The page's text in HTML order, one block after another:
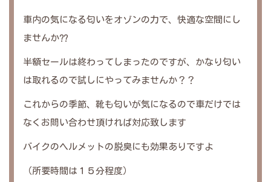
車内の気になる匂いをオゾンの力で、快適な空間にし
ませんか⁇
半額セールは終わってしまったのですが、かなり匂い
は取れるので試しにやってみませんか？？
これからの季節、靴も匂いが気になるので車だけでは
なくお問い合わせ頂ければ対応致します
バイクのヘルメットの脱臭にも効果ありですよ
（所要時間は１５分程度）